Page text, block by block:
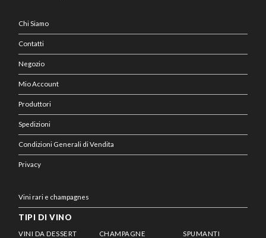
Chi Siamo
Contatti
Negozio
Mio Account
Produttori
Spedizioni
Condizioni Generali di Vendita
Privacy
Vini rari e champagnes
TIPI DI VINO
VINI DA DESSERT CHAMPAGNE SPUMANTI